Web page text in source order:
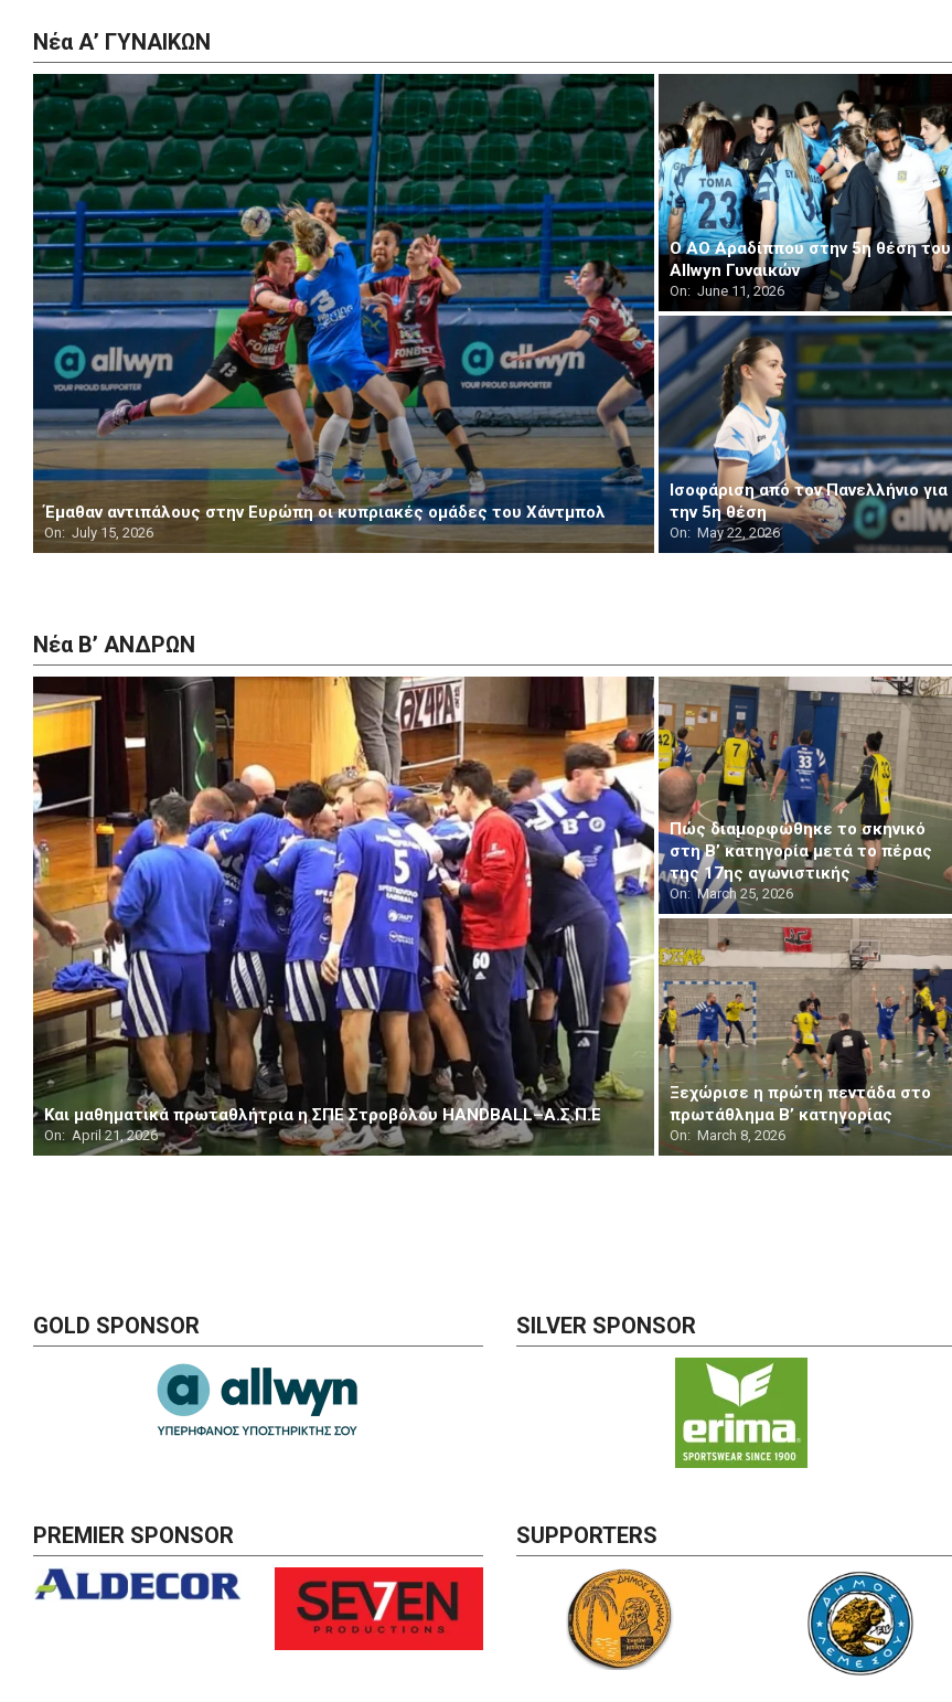
Νέα Α’ ΓΥΝΑΙΚΩΝ
Έμαθαν αντιπάλους στην Ευρώπη οι κυπριακές ομάδες του Χάντμπολ
On: July 15, 2026
O AO Aραδίππου στην 5η θέση του
Allwyn Γυναικών
On: June 11, 2026
Iσοφάριση από τον Πανελλήνιο για
την 5η θέση
On: May 22, 2026
Νέα Β’ ΑΝΔΡΩΝ
Και μαθηματικά πρωταθλήτρια η ΣΠΕ Στροβόλου HANDBALL–Α.Σ.Π.Ε
On: April 21, 2026
Πώς διαμορφώθηκε το σκηνικό
στη Β’ κατηγορία μετά το πέρας
της 17ης αγωνιστικής
On: March 25, 2026
Ξεχώρισε η πρώτη πεντάδα στο
πρωτάθλημα Β’ κατηγορίας
On: March 8, 2026
GOLD SPONSOR SILVER SPONSOR
PREMIER SPONSOR SUPPORTERS